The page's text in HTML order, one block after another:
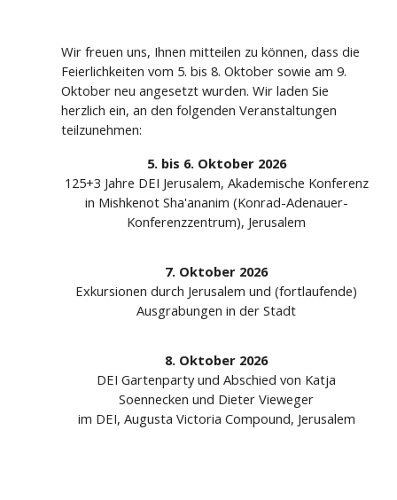
Wir freuen uns, Ihnen mitteilen zu können, dass die
Feierlichkeiten vom 5. bis 8. Oktober sowie am 9.
Oktober neu angesetzt wurden. Wir laden Sie
herzlich ein, an den folgenden Veranstaltungen
teilzunehmen:
5. bis 6. Oktober 2026
125+3 Jahre DEI Jerusalem, Akademische Konferenz
in Mishkenot Sha'ananim (Konrad-Adenauer-
Konferenzzentrum), Jerusalem
7. Oktober 2026
Exkursionen durch Jerusalem und (fortlaufende)
Ausgrabungen in der Stadt
8. Oktober 2026
DEI Gartenparty und Abschied von Katja
Soennecken und Dieter Vieweger
im DEI, Augusta Victoria Compound, Jerusalem